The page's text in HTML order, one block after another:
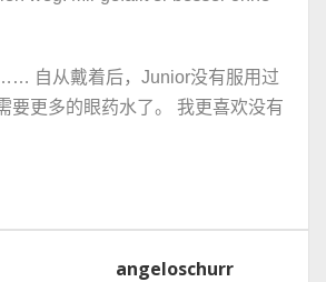
自从戴着后，Junior没有服用过
要更多的眼药水了。 我更喜欢没有
angeloschurr